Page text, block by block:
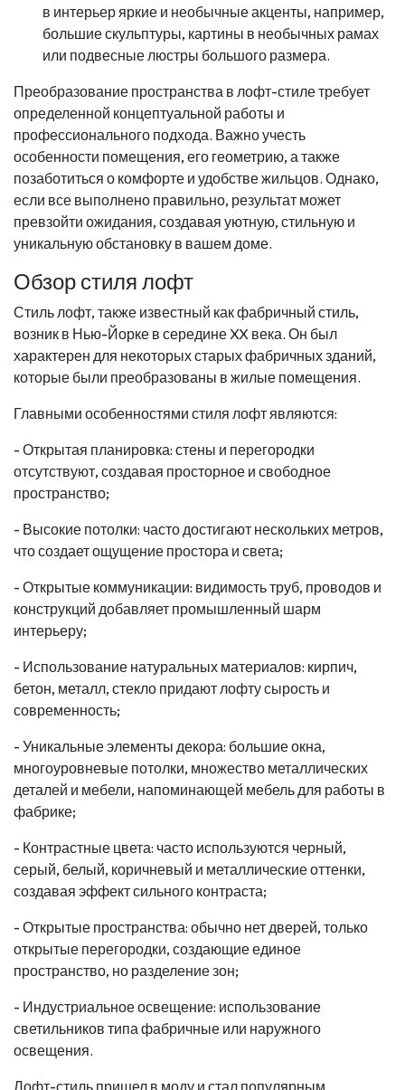
в интерьер яркие и необычные акценты, например,
большие скульптуры, картины в необычных рамах
или подвесные люстры большого размера.
Преобразование пространства в лофт-стиле требует
определенной концептуальной работы и
профессионального подхода. Важно учесть
особенности помещения, его геометрию, а также
позаботиться о комфорте и удобстве жильцов. Однако,
если все выполнено правильно, результат может
превзойти ожидания, создавая уютную, стильную и
уникальную обстановку в вашем доме.
Обзор стиля лофт
Стиль лофт, также известный как фабричный стиль,
возник в Нью-Йорке в середине XX века. Он был
характерен для некоторых старых фабричных зданий,
которые были преобразованы в жилые помещения.
Главными особенностями стиля лофт являются:
- Открытая планировка: стены и перегородки
отсутствуют, создавая просторное и свободное
пространство;
- Высокие потолки: часто достигают нескольких метров,
что создает ощущение простора и света;
- Открытые коммуникации: видимость труб, проводов и
конструкций добавляет промышленный шарм
интерьеру;
- Использование натуральных материалов: кирпич,
бетон, металл, стекло придают лофту сырость и
современность;
- Уникальные элементы декора: большие окна,
многоуровневые потолки, множество металлических
деталей и мебели, напоминающей мебель для работы в
фабрике;
- Контрастные цвета: часто используются черный,
серый, белый, коричневый и металлические оттенки,
создавая эффект сильного контраста;
- Открытые пространства: обычно нет дверей, только
открытые перегородки, создающие единое
пространство, но разделение зон;
- Индустриальное освещение: использование
светильников типа фабричные или наружного
освещения.
Лофт-стиль пришел в моду и стал популярным